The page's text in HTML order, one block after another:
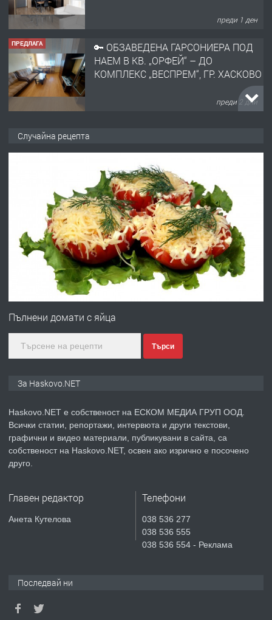
преди 1 ден
ПРЕДЛАГА
🔑 ОБЗАВЕДЕНА ГАРСОНИЕРА ПОД
НАЕМ В КВ. „ОРФЕЙ“ – ДО
КОМПЛЕКС „ВЕСПРЕМ“, ГР. ХАСКОВО
преди 2 дни
АПАРТАМЕНТ В ЦЕНТЪРА НА ГР.
ХАСКОВО
преди 3 дни
Давам гараж под наем
преди 3 дни
№4120 Магазин/Офис под наем в кв.
градската градина!
преди 4 дни
ПРЕДЛАГА
Продавам парцел в гр. Хасково кв.
СГЛОБЯВАНЕ НА МЕБЕЛИ.
Случайна рецепта
Пълнени домати с яйца
Търси
За Haskovo.NET
Haskovo.NET е собственост на ЕСКОМ МЕДИА ГРУП ООД.
Всички статии, репортажи, интервюта и други текстови,
графични и видео материали, публикувани в сайта, са
собственост на Haskovo.NET, освен ако изрично е посочено
друго.
Главен редактор
Анета Кутелова
Телефони
038 536 277
038 536 555
038 536 554 - Реклама
Последвай ни